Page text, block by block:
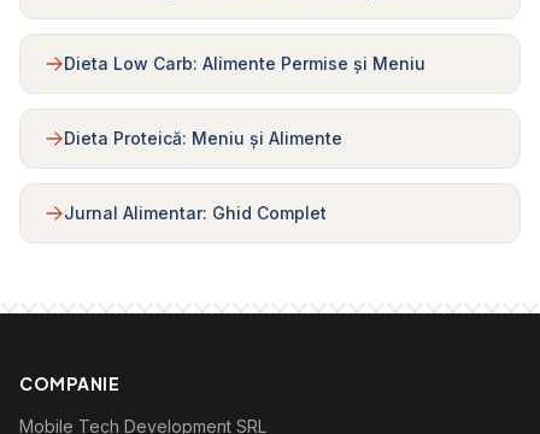
Dieta Low Carb: Alimente Permise și Meniu
Dieta Proteică: Meniu și Alimente
Jurnal Alimentar: Ghid Complet
COMPANIE
Mobile Tech Development SRL